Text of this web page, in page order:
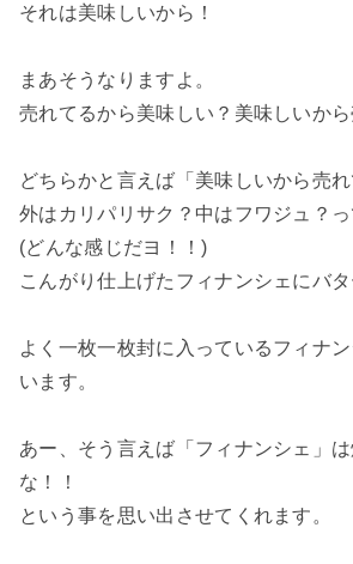
それは美味しいから！
まあそうなりますよ。
売れてるから美味しい？美味しいから
どちらかと言えば「美味しいから売れ
外はカリパリサク？中はフワジュ？っ
(どんな感じだヨ！！)
こんがり仕上げたフィナンシェにバ
よく一枚一枚封に入っているフィナ
います。
あー、そう言えば「フィナンシェ」
な！！
という事を思い出させてくれます。